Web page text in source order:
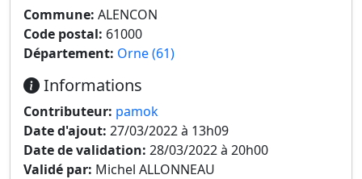
Commune: ALENCON
Code postal: 61000
Département: Orne (61)
Informations
Contributeur: pamok
Date d'ajout: 27/03/2022 à 13h09
Date de validation: 28/03/2022 à 20h00
Validé par: Michel ALLONNEAU